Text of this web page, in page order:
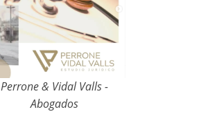
Perrone & Vidal Valls -
Abogados